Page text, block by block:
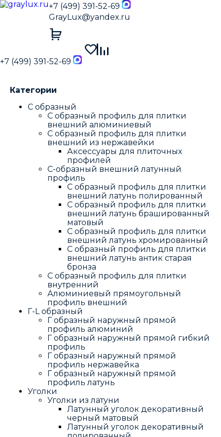
+7 (499) 391-52-69
GrayLux@yandex.ru
+7 (499) 391-52-69
Категории
С образный
С образный профиль для плитки
внешний алюминиевый
С образный профиль для плитки
внешний из нержавейки
Аксессуары для плиточных
профилей
С-образный внешний латунный
профиль
С образный профиль для плитки
внешний латунь полированный
С образный профиль для плитки
внешний латунь брашированный
матовый
С образный профиль для плитки
внешний латунь хромированный
С образный профиль для плитки
внешний латунь антик старая
бронза
С образный профиль для плитки
внутренний
Алюминиевый прямоугольный
профиль внешний
Г-L образный
Г образный наружный прямой
профиль алюминий
Г образный наружный прямой гибкий
профиль
Г образный наружный прямой
профиль нержавейка
Г образный наружный прямой
профиль латунь
Уголки
Уголки из латуни
Латунный уголок декоративный
черный матовый
Латунный уголок декоративный